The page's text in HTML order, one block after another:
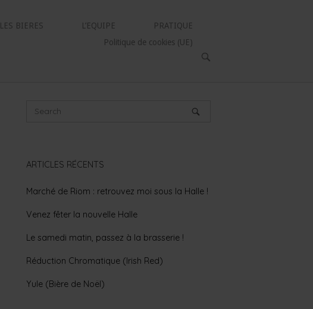
LES BIERES L’EQUIPE
PRATIQUE
Politique de cookies (UE)
OPEN
ARTICLES RÉCENTS
Marché de Riom : retrouvez moi sous la Halle !
Venez fêter la nouvelle Halle
Le samedi matin, passez à la brasserie !
Réduction Chromatique (Irish Red)
Yule (Bière de Noël)